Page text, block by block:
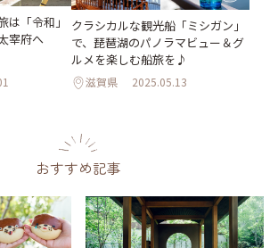
は「令和」
宰府へ
クラシカルな観光船「ミシガン」
で、琵琶湖のパノラマビュー＆グ
ルメを楽しむ船旅を♪
滋賀県 2025.05.13
おすすめ記事